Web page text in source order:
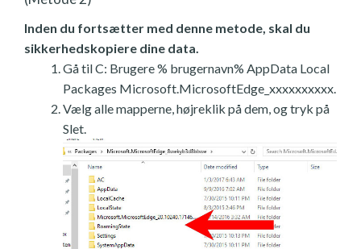
Inden du fortsætter med denne metode, skal du
sikkerhedskopiere dine data.
Gå til C: Brugere % brugernavn% AppData Local
Packages Microsoft.MicrosoftEdge_xxxxxxxxxx.
Vælg alle mapperne, højreklik på dem, og tryk på
Slet.